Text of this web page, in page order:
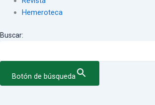
Hemeroteca
Buscar:
Botón de búsqueda